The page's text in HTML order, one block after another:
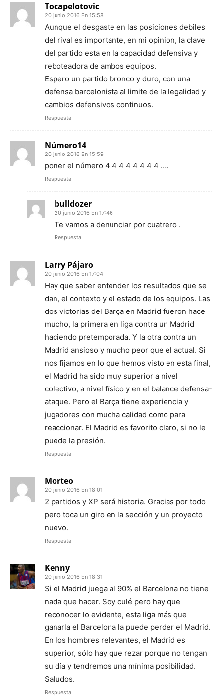
Tocapelotovic
20 junio 2016 En 15:58
Aunque el desgaste en las posiciones debiles
del rival es importante, en mi opinion, la clave
del partido esta en la capacidad defensiva y
reboteadora de ambos equipos.
Espero un partido bronco y duro, con una
defensa barcelonista al limite de la legalidad y
cambios defensivos continuos.
Respuesta
Número14
20 junio 2016 En 15:59
poner el número 4 4 4 4 4 4 4 4 ….
Respuesta
bulldozer
20 junio 2016 En 17:46
Te vamos a denunciar por cuatrero .
Respuesta
Larry Pájaro
20 junio 2016 En 17:04
Hay que saber entender los resultados que se
dan, el contexto y el estado de los equipos. Las
dos victorias del Barça en Madrid fueron hace
mucho, la primera en liga contra un Madrid
haciendo pretemporada. Y la otra contra un
Madrid ansioso y mucho peor que el actual. Si
nos fijamos en lo que hemos visto en esta final,
el Madrid ha sido muy superior a nivel
colectivo, a nivel físico y en el balance defensa-
ataque. Pero el Barça tiene experiencia y
jugadores con mucha calidad como para
reaccionar. El Madrid es favorito claro, si no le
puede la presión.
Respuesta
Morteo
20 junio 2016 En 18:01
2 partidos y XP será historia. Gracias por todo
pero toca un giro en la sección y un proyecto
nuevo.
Respuesta
Kenny
20 junio 2016 En 18:31
Si el Madrid juega al 90% el Barcelona no tiene
nada que hacer. Soy culé pero hay que
reconocer lo evidente, esta liga más que
ganarla el Barcelona la puede perder el Madrid.
En los hombres relevantes, el Madrid es
superior, sólo hay que rezar porque no tengan
su día y tendremos una mínima posibilidad.
Saludos.
Respuesta